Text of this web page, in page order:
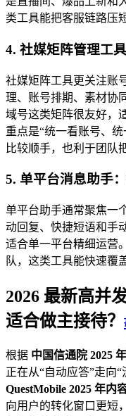
类工具能把客服链路压
4. 社媒矩阵管理工
社媒矩阵工具更关注账
理、账号排期、素材协
域号这类矩阵很友好，
重点是“统一看账号、
比较顺手，也利于团队
5. 单平台消息助手
单平台助手通常聚焦一
动回复、快捷短语和手
适合单一平台精细运营
队，这类工具能快速覆
2026 最新高并
适合做主接待？
根据 中国信通院 2025
正在从“自动应答”走向
QuestMobile 2025 年内
向用户的转化窗口更短